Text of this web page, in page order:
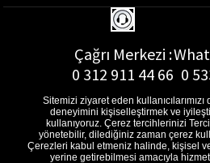
Çağrı Merkezi :
0 312 911 44 66 0
E-Posta
Sitemizi ziyaret eden kullanıcılarımızı
deneyimini kişiselleştirmek ve
kullanıyoruz. Çerez tercihlerinizi
yönetebilir, dilediğiniz zaman çerez
Çerezleri kabul etmeniz halinde, kişisel
yerine getirebilmesi amacıyla hizmet